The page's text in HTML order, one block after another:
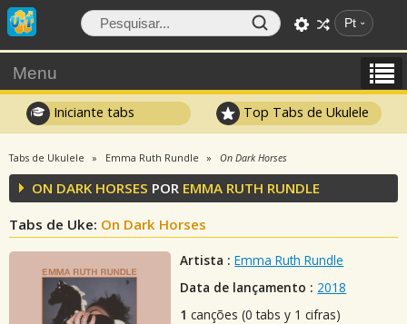
Pt
Menu
Iniciante tabs Top Tabs de Ukulele
Tabs de Ukulele Emma Ruth Rundle On Dark Horses
ON DARK HORSES POR EMMA RUTH RUNDLE
Tabs de Uke: On Dark Horses
Artista : Emma Ruth Rundle
Data de lançamento : 2018
1 canções (0 tabs y 1 cifras)